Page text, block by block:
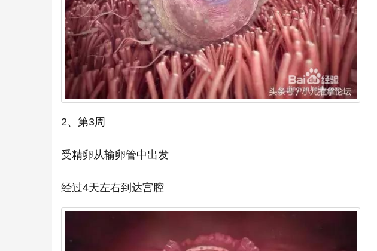
2、第3周
受精卵从输卵管中出发
经过4天左右到达宫腔